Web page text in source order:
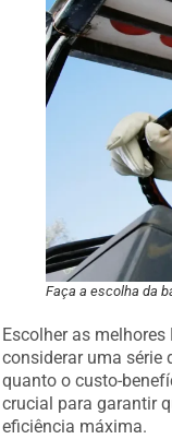
Faça a escolha da
Escolher as
considerar uma série
quanto o custo-
crucial para garantir
eficiência máxima.